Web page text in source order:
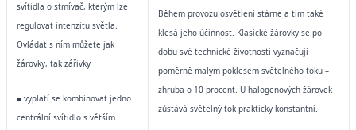
svítidla o stmívač, kterým lze
regulovat intenzitu světla.
Ovládat s ním můžete jak
žárovky, tak zářivky
■ vyplatí se kombinovat jedno
centrální svítidlo s větším
Během provozu osvětlení stárne a tím také
klesá jeho účinnost. Klasické žárovky se po
dobu své technické životnosti vyznačují
poměrně malým poklesem světelného toku –
zhruba o 10 procent. U halogenových žárovek
zůstává světelný tok prakticky konstantní.